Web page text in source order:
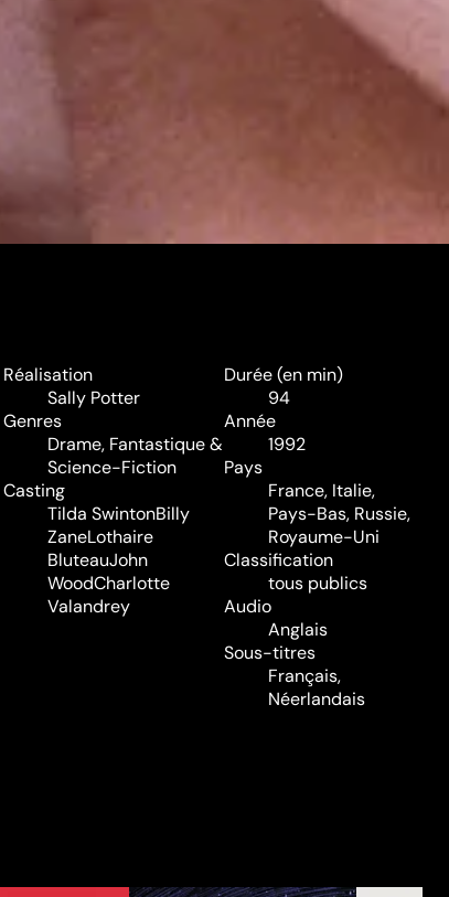
Réalisation
Sally Potter
Genres
Drame, Fantastique &
Science-Fiction
Casting
Tilda SwintonBilly
ZaneLothaire
BluteauJohn
WoodCharlotte
Valandrey
Durée (en min)
94
Année
1992
Pays
France, Italie,
Pays-Bas, Russie,
Royaume-Uni
Classification
tous publics
Audio
Anglais
Sous-titres
Français,
Néerlandais